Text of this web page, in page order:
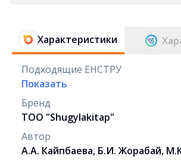
Характеристики
Подходящие ЕНСТРУ
Показать
Бренд
ТОО "Shugylakіtap"
Автор
А.А. Кайпбаева, Б.И. Жорабай,